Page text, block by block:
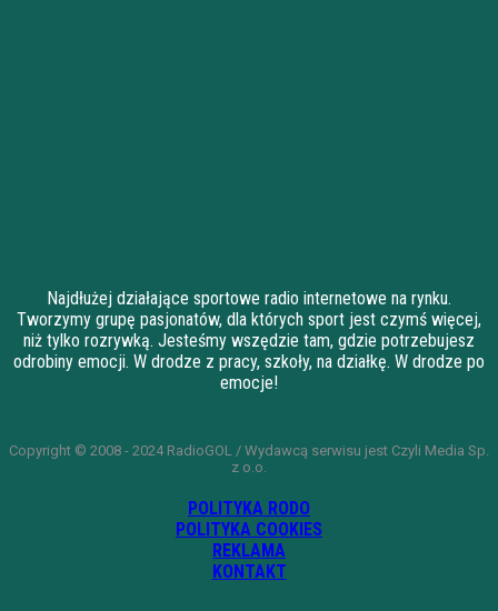
Najdłużej działające sportowe radio internetowe na rynku.
Tworzymy grupę pasjonatów, dla których sport jest czymś więcej,
niż tylko rozrywką. Jesteśmy wszędzie tam, gdzie potrzebujesz
odrobiny emocji. W drodze z pracy, szkoły, na działkę. W drodze po
emocje!
Copyright © 2008 - 2024 RadioGOL / Wydawcą serwisu jest Czyli Media Sp.
z o.o.
POLITYKA RODO
POLITYKA COOKIES
REKLAMA
KONTAKT